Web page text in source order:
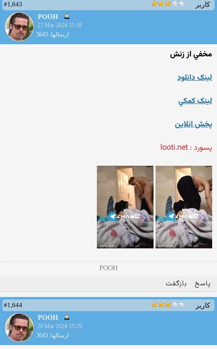
کاربر
#1,643
POOH
27 Mar 2024 15:18
ارسالها: 3643
مخفي از زنش
لينک دانلود
لينک کمکي
پخش انلاين
پسورد : looti.net
POOH
پاسخ بازگفت
کاربر
#1,644
POOH
28 Mar 2024 15:29
ارسالها: 3643